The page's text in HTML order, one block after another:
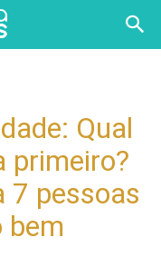
Qual
primeiro?
7 pessoas
bem